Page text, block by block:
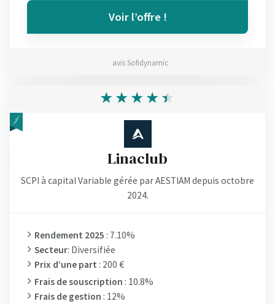
Voir l’offre !
avis Sofidynamic
Linaclub
SCPI à capital Variable gérée par AESTIAM depuis octobre
2024.
Rendement 2025 : 7.10%
Secteur: Diversifiée
Prix d’une part : 200 €
Frais de souscription : 10.8%
Frais de gestion : 12%